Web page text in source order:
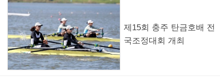
제15회 충주 탄금호배 전
국조정대회 개최